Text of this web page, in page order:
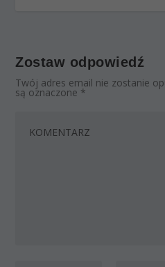
Zostaw odpowiedź
Twój adres email nie zostanie
są oznaczone *